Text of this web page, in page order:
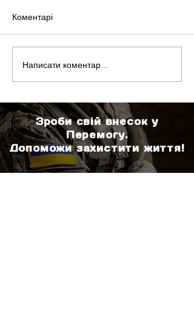
Гуманітарна місія на
передову: передача
Коментарі
Написати коментар...
Зроби свій внесок у
Перемогу.
Допоможи захистити життя!